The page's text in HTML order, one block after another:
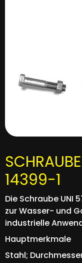
14399-1
Die Schraube UNI
zur Wasser- und
industrielle
Hauptmerkmale
Stahl;